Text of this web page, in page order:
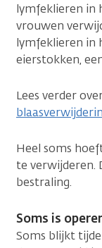
lymfeklieren in
vrouwen
lymfeklieren in
eierstokken,
Lees verder
Heel soms
te verwijderen.
bestraling.
Soms is
Soms blijkt